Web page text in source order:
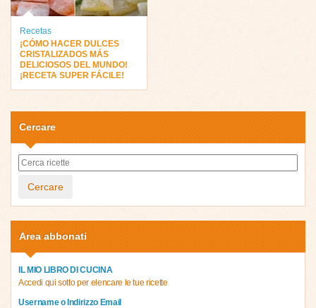
Recetas
¡CÓMO HACER DULCES
CRISTALIZADOS MÁS
DELICIOSOS DEL MUNDO!
¡RECETA SUPER FÁCILE!
Cercare
Cercare
Area abbonati
IL MIO LIBRO DI CUCINA
Accedi qui sotto per elencare le tue ricette
Username o Indirizzo Email